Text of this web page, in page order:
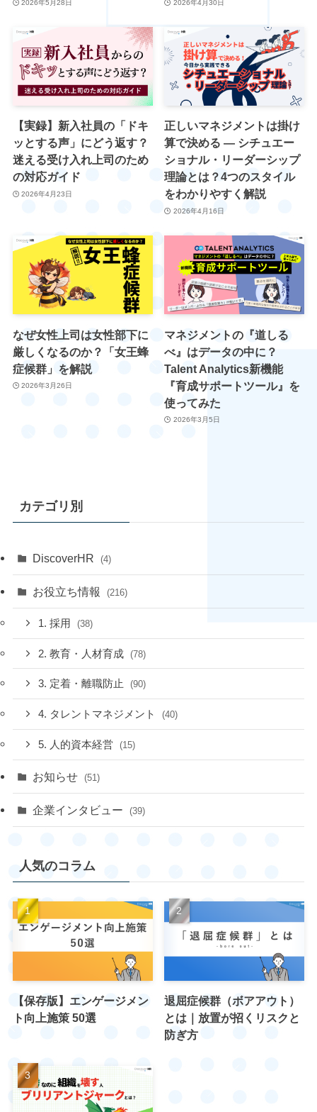
2026年5月28日 2026年4月30日
【実録】新入社員の「ドキ
ッとする声」にどう返す？
迷える受け入れ上司のため
の対応ガイド
2026年4月23日
正しいマネジメントは掛け
算で決める ― シチュエー
ショナル・リーダーシップ
理論とは？4つのスタイル
をわかりやすく解説
2026年4月16日
なぜ女性上司は女性部下に
厳しくなるのか？「女王蜂
症候群」を解説
2026年3月26日
マネジメントの『道しる
べ』はデータの中に？
Talent Analytics新機能
『育成サポートツール』を
使ってみた
2026年3月5日
カテゴリ別
DiscoverHR (4)
お役立ち情報 (216)
1. 採用 (38)
2. 教育・人材育成 (78)
3. 定着・離職防止 (90)
4. タレントマネジメント (40)
5. 人的資本経営 (15)
お知らせ (51)
企業インタビュー (39)
人気のコラム
【保存版】エンゲージメン
ト向上施策 50選
退屈症候群（ボアアウト）
とは｜放置が招くリスクと
防ぎ方